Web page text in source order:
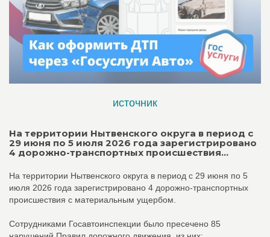
источник
На территории Нытвенского округа в период с
29 июня по 5 июля 2026 года зарегистрировано
4 дорожно-транспортных происшествия...
На территории Нытвенского округа в период с 29 июня по 5
июля 2026 года зарегистрировано 4 дорожно-транспортных
происшествия с материальным ущербом.
Сотрудниками Госавтоинспекции было пресечено 85